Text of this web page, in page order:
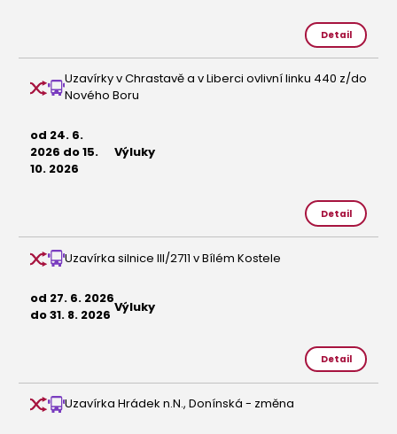
Detail
Uzavírky v Chrastavě a v Liberci ovlivní linku 440 z/do
Nového Boru
od 24. 6.
2026 do 15.
10. 2026
Výluky
Detail
Uzavírka silnice III/2711 v Bílém Kostele
od 27. 6. 2026
do 31. 8. 2026 Výluky
Detail
Uzavírka Hrádek n.N., Donínská - změna